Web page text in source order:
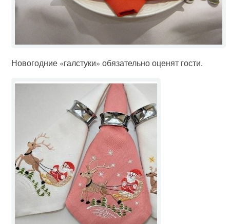
Новогодние «галстуки» обязательно оценят гости.